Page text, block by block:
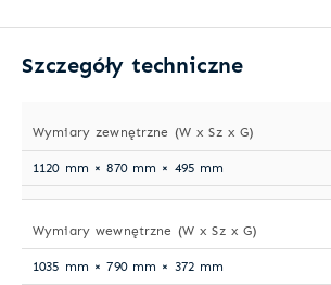
Szczegóły techniczne
Wymiary zewnętrzne (W x Sz x G)
1120 mm × 870 mm × 495 mm
Wymiary wewnętrzne (W x Sz x G)
1035 mm × 790 mm × 372 mm